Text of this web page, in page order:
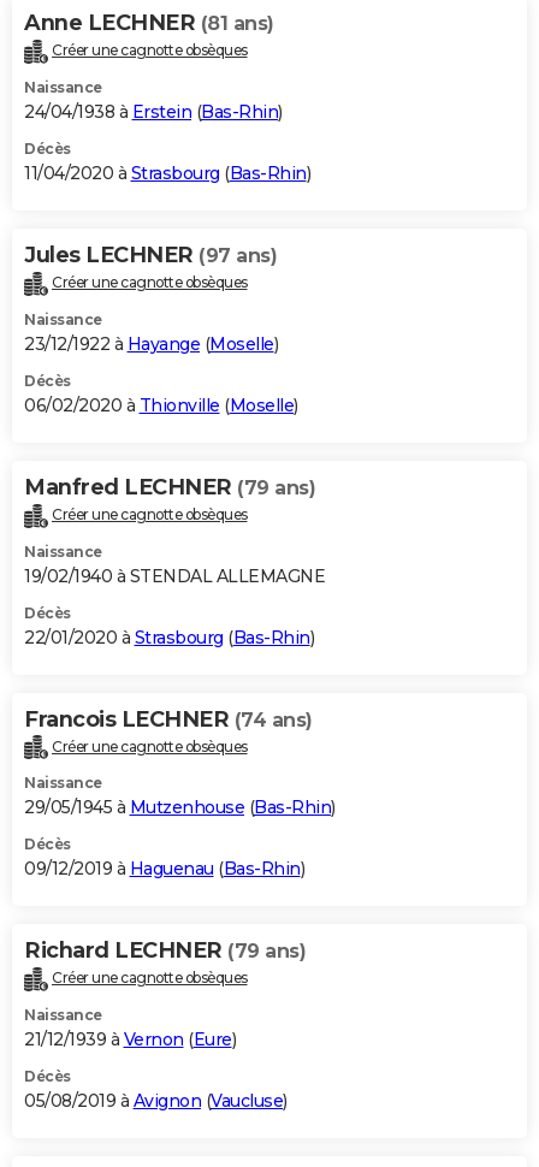
Anne LECHNER (81 ans)
Créer une cagnotte obsèques
Naissance
24/04/1938 à Erstein (Bas-Rhin)
Décès
11/04/2020 à Strasbourg (Bas-Rhin)
Jules LECHNER (97 ans)
Créer une cagnotte obsèques
Naissance
23/12/1922 à Hayange (Moselle)
Décès
06/02/2020 à Thionville (Moselle)
Manfred LECHNER (79 ans)
Créer une cagnotte obsèques
Naissance
19/02/1940 à STENDAL ALLEMAGNE
Décès
22/01/2020 à Strasbourg (Bas-Rhin)
Francois LECHNER (74 ans)
Créer une cagnotte obsèques
Naissance
29/05/1945 à Mutzenhouse (Bas-Rhin)
Décès
09/12/2019 à Haguenau (Bas-Rhin)
Richard LECHNER (79 ans)
Créer une cagnotte obsèques
Naissance
21/12/1939 à Vernon (Eure)
Décès
05/08/2019 à Avignon (Vaucluse)